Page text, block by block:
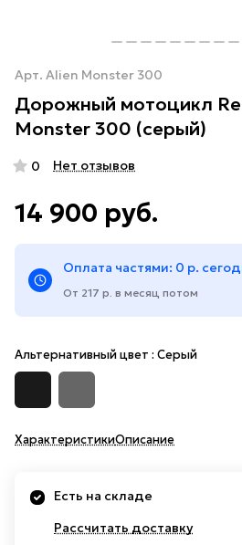
Арт. Alien Monster 300
Дорожный мотоцикл
Monster 300 (серый)
0 Нет отзывов
14 900 руб.
Оплата частями: 0 р.
От 217 р. в месяц потом
Альтернативный цвет : Серый
ХарактеристикиОписание
Есть на складе
Рассчитать доставку